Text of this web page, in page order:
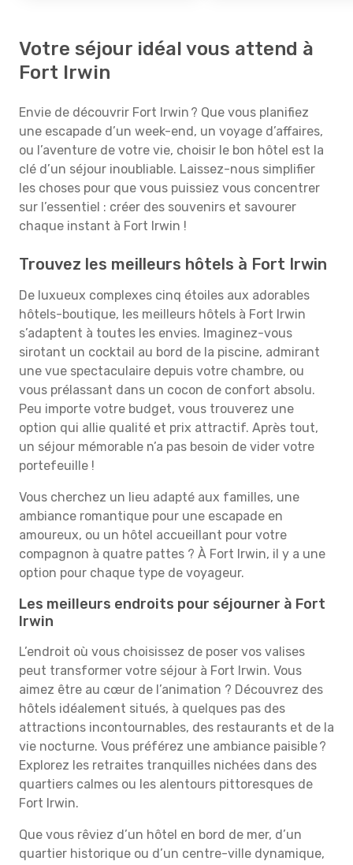
Votre séjour idéal vous attend à
Fort Irwin
Envie de découvrir Fort Irwin ? Que vous planifiez
une escapade d’un week-end, un voyage d’affaires,
ou l’aventure de votre vie, choisir le bon hôtel est la
clé d’un séjour inoubliable. Laissez-nous simplifier
les choses pour que vous puissiez vous concentrer
sur l’essentiel : créer des souvenirs et savourer
chaque instant à Fort Irwin !
Trouvez les meilleurs hôtels à Fort Irwin
De luxueux complexes cinq étoiles aux adorables
hôtels-boutique, les meilleurs hôtels à Fort Irwin
s’adaptent à toutes les envies. Imaginez-vous
sirotant un cocktail au bord de la piscine, admirant
une vue spectaculaire depuis votre chambre, ou
vous prélassant dans un cocon de confort absolu.
Peu importe votre budget, vous trouverez une
option qui allie qualité et prix attractif. Après tout,
un séjour mémorable n’a pas besoin de vider votre
portefeuille !
Vous cherchez un lieu adapté aux familles, une
ambiance romantique pour une escapade en
amoureux, ou un hôtel accueillant pour votre
compagnon à quatre pattes ? À Fort Irwin, il y a une
option pour chaque type de voyageur.
Les meilleurs endroits pour séjourner à Fort
Irwin
L’endroit où vous choisissez de poser vos valises
peut transformer votre séjour à Fort Irwin. Vous
aimez être au cœur de l’animation ? Découvrez des
hôtels idéalement situés, à quelques pas des
attractions incontournables, des restaurants et de la
vie nocturne. Vous préférez une ambiance paisible ?
Explorez les retraites tranquilles nichées dans des
quartiers calmes ou les alentours pittoresques de
Fort Irwin.
Que vous rêviez d’un hôtel en bord de mer, d’un
quartier historique ou d’un centre-ville dynamique,